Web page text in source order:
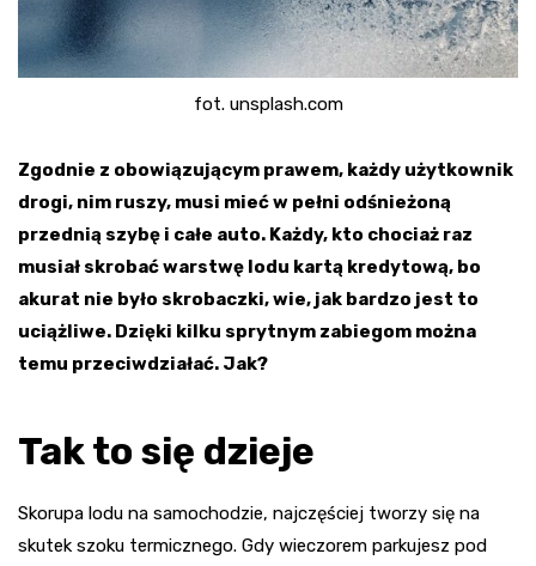
fot. unsplash.com
Zgodnie z obowiązującym prawem, każdy użytkownik
drogi, nim ruszy, musi mieć w pełni odśnieżoną
przednią szybę i całe auto. Każdy, kto chociaż raz
musiał skrobać warstwę lodu kartą kredytową, bo
akurat nie było skrobaczki, wie, jak bardzo jest to
uciążliwe. Dzięki kilku sprytnym zabiegom można
temu przeciwdziałać. Jak?
Tak to się dzieje
Skorupa lodu na samochodzie, najczęściej tworzy się na
skutek szoku termicznego. Gdy wieczorem parkujesz pod